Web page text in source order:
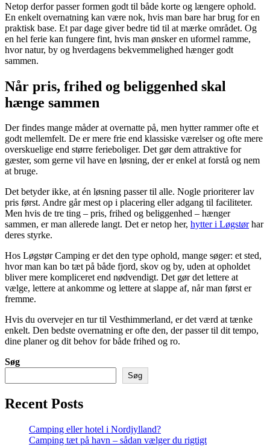
Netop derfor passer formen godt til både korte og længere ophold.
En enkelt overnatning kan være nok, hvis man bare har brug for en
praktisk base. Et par dage giver bedre tid til at mærke området. Og
en hel ferie kan fungere fint, hvis man ønsker en uformel ramme,
hvor natur, by og hverdagens bekvemmelighed hænger godt
sammen.
Når pris, frihed og beliggenhed skal
hænge sammen
Der findes mange måder at overnatte på, men hytter rammer ofte et
godt mellemfelt. De er mere frie end klassiske værelser og ofte mere
overskuelige end større ferieboliger. Det gør dem attraktive for
gæster, som gerne vil have en løsning, der er enkel at forstå og nem
at bruge.
Det betyder ikke, at én løsning passer til alle. Nogle prioriterer lav
pris først. Andre går mest op i placering eller adgang til faciliteter.
Men hvis de tre ting – pris, frihed og beliggenhed – hænger
sammen, er man allerede langt. Det er netop her, hytter i Løgstørhar
deres styrke.
Hos Løgstør Camping er det den type ophold, mange søger: et sted,
hvor man kan bo tæt på både fjord, skov og by, uden at opholdet
bliver mere kompliceret end nødvendigt. Det gør det lettere at
vælge, lettere at ankomme og lettere at slappe af, når man først er
fremme.
Hvis du overvejer en tur til Vesthimmerland, er det værd at tænke
enkelt. Den bedste overnatning er ofte den, der passer til dit tempo,
dine planer og dit behov for både frihed og ro.
Søg
Søg
Recent Posts
Camping eller hotel i Nordjylland?
Camping tæt på havn – sådan vælger du rigtigt